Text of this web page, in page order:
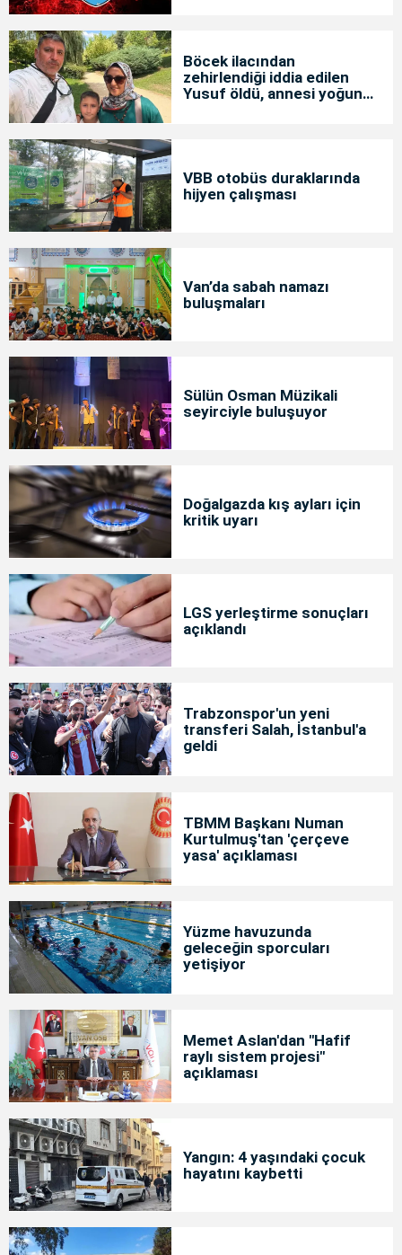
Böcek ilacından
zehirlendiği iddia edilen
Yusuf öldü, annesi yoğun
VBB otobüs duraklarında
hijyen çalışması
Van’da sabah namazı
buluşmaları
Sülün Osman Müzikali
seyirciyle buluşuyor
Doğalgazda kış ayları için
kritik uyarı
LGS yerleştirme sonuçları
açıklandı
Trabzonspor'un yeni
transferi Salah, İstanbul'a
geldi
TBMM Başkanı Numan
Kurtulmuş'tan 'çerçeve
yasa' açıklaması
Yüzme havuzunda
geleceğin sporcuları
yetişiyor
Memet Aslan'dan "Hafif
raylı sistem projesi"
açıklaması
Yangın: 4 yaşındaki çocuk
hayatını kaybetti